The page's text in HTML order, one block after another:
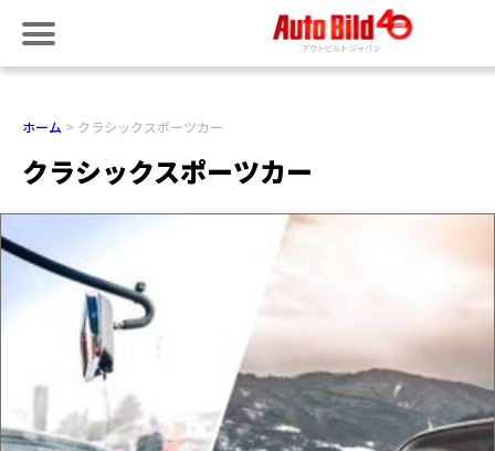
ホーム クラシックスポーツカー
クラシックスポーツカー